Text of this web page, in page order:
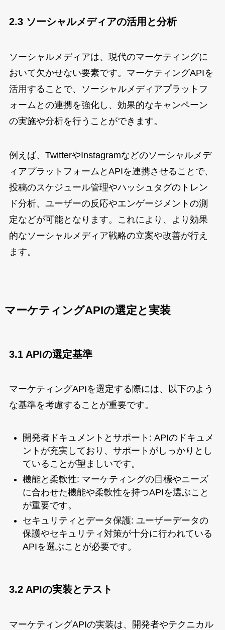
2.3 ソーシャルメディアの活用と分析
ソーシャルメディアは、現代のマーケティングに
おいて欠かせない要素です。マーケティングAPIを
活用することで、ソーシャルメディアプラットフ
ォームとの連携を強化し、効果的なキャンペーン
の実施や分析を行うことができます。
例えば、TwitterやInstagramなどのソーシャルメデ
ィアプラットフォームとAPIを連携させることで、
投稿のスケジュール管理やハッシュタグのトレン
ド分析、ユーザーの反応やエンゲージメントの測
定などが可能となります。これにより、より効果
的なソーシャルメディア戦略の立案や改善が行え
ます。
マーケティングAPIの選定と実装
3.1 APIの選定基準
マーケティングAPIを選定する際には、以下のよう
な基準を考慮することが重要です。
開発者ドキュメントとサポート: APIのドキュメ
ントが充実しており、サポートがしっかりとし
ていることが望ましいです。
機能と柔軟性: マーケティングの目標やニーズ
に合わせた機能や柔軟性を持つAPIを選ぶこと
が重要です。
セキュリティとデータ保護: ユーザーデータの
保護やセキュリティ対策が十分に行われている
APIを選ぶことが必要です。
3.2 APIの実装とテスト
マーケティングAPIの実装は、開発者やテクニカル